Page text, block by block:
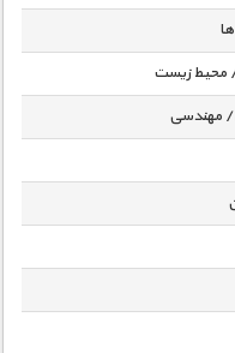
محیط زیست
مهندسی